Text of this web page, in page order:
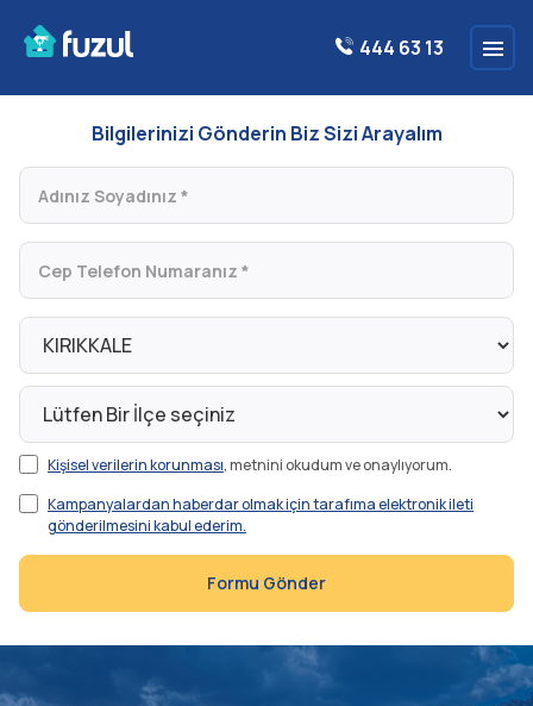
444 63 13
Bilgilerinizi Gönderin Biz Sizi Arayalım
Kişisel verilerin korunması, metnini okudum ve onaylıyorum.
Kampanyalardan haberdar olmak için tarafıma elektronik ileti
gönderilmesini kabul ederim.
Formu Gönder